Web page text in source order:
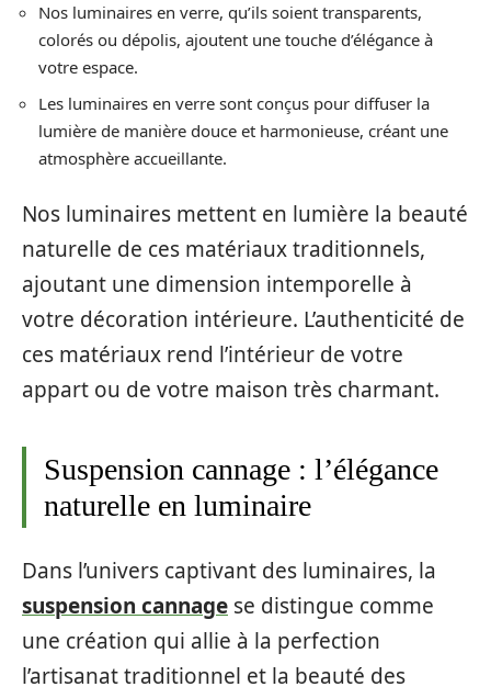
Nos luminaires en verre, qu’ils soient transparents,
colorés ou dépolis, ajoutent une touche d’élégance à
votre espace.
Les luminaires en verre sont conçus pour diffuser la
lumière de manière douce et harmonieuse, créant une
atmosphère accueillante.
Nos luminaires mettent en lumière la beauté
naturelle de ces matériaux traditionnels,
ajoutant une dimension intemporelle à
votre décoration intérieure. L’authenticité de
ces matériaux rend l’intérieur de votre
appart ou de votre maison très charmant.
Suspension cannage : l’élégance
naturelle en luminaire
Dans l’univers captivant des luminaires, la
suspension cannage se distingue comme
une création qui allie à la perfection
l’artisanat traditionnel et la beauté des